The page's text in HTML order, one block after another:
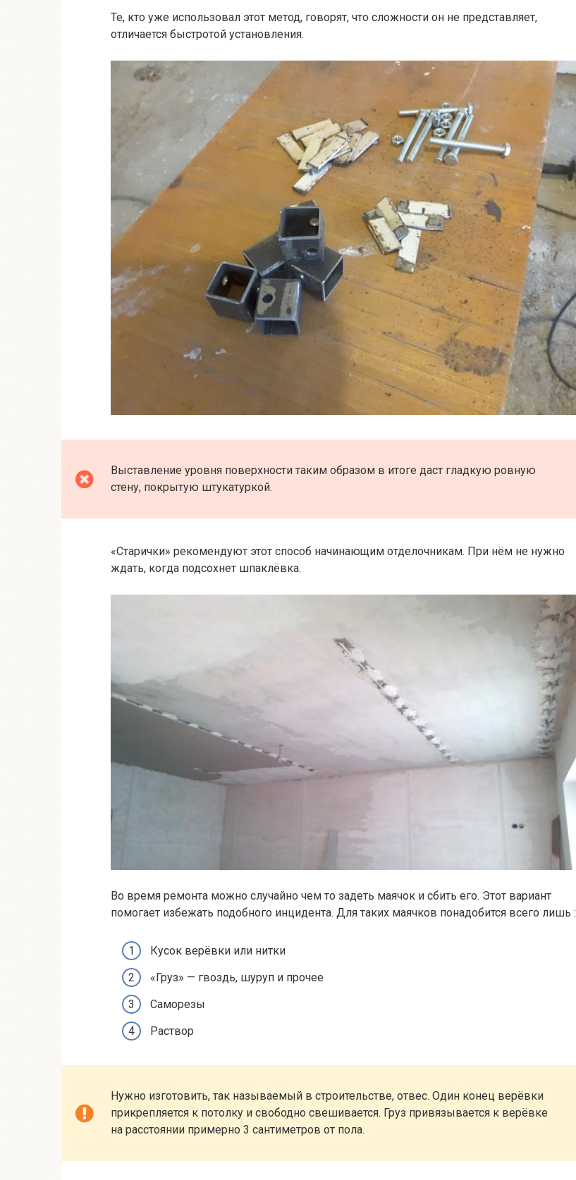
Те, кто уже использовал этот метод, говорят, что сложности он не представляет,
отличается быстротой установления.
Выставление уровня поверхности таким образом в итоге даст гладкую ровную
стену, покрытую штукатуркой.
«Старички» рекомендуют этот способ начинающим отделочникам. При нём не нужно
ждать, когда подсохнет шпаклёвка.
Во время ремонта можно случайно чем то задеть маячок и сбить его. Этот вариант
помогает избежать подобного инцидента. Для таких маячков понадобится всего лишь :
Кусок верёвки или нитки
«Груз» — гвоздь, шуруп и прочее
Саморезы
Раствор
Нужно изготовить, так называемый в строительстве, отвес. Один конец верёвки
прикрепляется к потолку и свободно свешивается. Груз привязывается к верёвке
на расстоянии примерно 3 сантиметров от пола.